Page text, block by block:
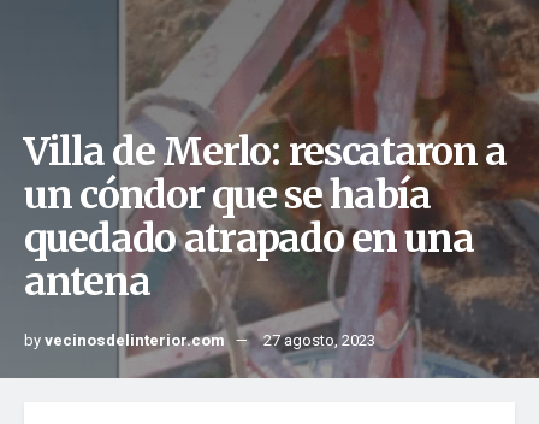
Villa de Merlo: rescataron a
un cóndor que se había
quedado atrapado en una
antena
byvecinosdelinterior.com 27 agosto, 2023